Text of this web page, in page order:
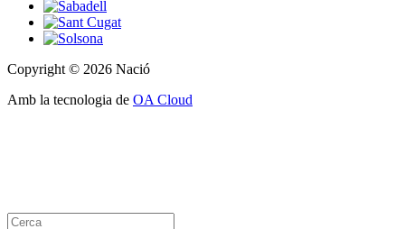
Copyright © 2026 Nació
Amb la tecnologia de OA Cloud